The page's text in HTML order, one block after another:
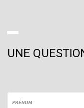
UNE
PRÉNOM